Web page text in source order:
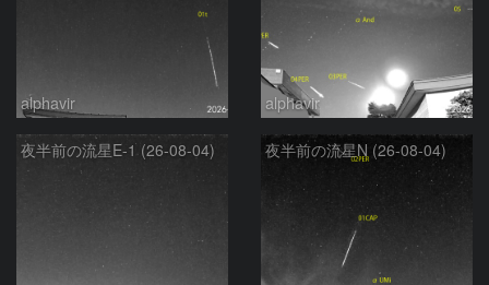
alphavir alphavir
夜半前の流星E-1 (26-08-04) 夜半前の流星N (26-08-04)